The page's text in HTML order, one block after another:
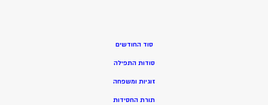
סוד החודשים
סודות התפילה
זוגיות ומשפחה
תורת החסידות